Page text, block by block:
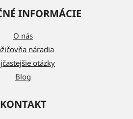
INFORMÁCIE
O nás
náradia
otázky
Blog
KONTAKT